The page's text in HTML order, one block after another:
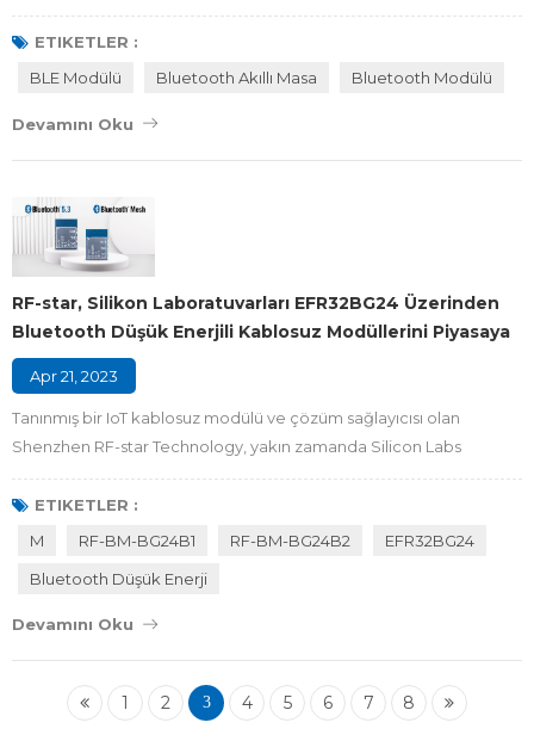
what you answer, it is absolutely uncomfortable for me to work a
day sitting at a traditional desk. Is there a perfect solution to solve
that problem? Of course, the article will introduce how a smart
healthier an...
ETIKETLER :
BLE Modülü
Bluetooth Akıllı Masa Bluetooth Modülü
Devamını Oku
RF-star, Silikon Laboratuvarları EFR32BG24 Üzerinden
Bluetooth Düşük Enerjili Kablosuz Modüllerini Piyasaya
Sürüyor
Apr 21, 2023
Tanınmış bir IoT kablosuz modülü ve çözüm sağlayıcısı olan
Shenzhen RF-star Technology, yakın zamanda Silicon Labs
EFR32MG24 SoC üzerine kurulu iki BLE modülü RF-BM-BG24B1 ve
RF-BM-BG24B2'yi piyasaya sürdü . Her ikisi de BLE5.3, Bluetooth
Mesh ve Tescilli 2,4 GHz'i destekleyen modüller, akıllı evler, tıbbi
ETIKETLER :
M
RF-BM-BG24B1 RF-BM-BG24B2
EFR32BG24
Bluetooth Düşük Enerji
Devamını Oku
1 2 3 4 5 6 7 8